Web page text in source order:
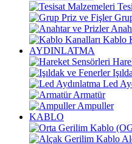
Kablo
AYDINLATMA
Led
Armatür
Ampuller
KABLO